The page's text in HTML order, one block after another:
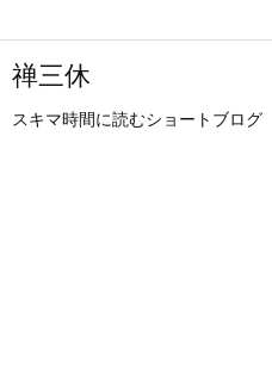
禅三休
スキマ時間に読むショートブログ